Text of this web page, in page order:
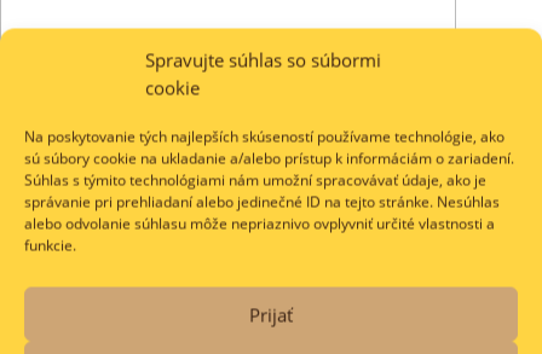
Spravujte súhlas so súbormi
cookie
Na poskytovanie tých najlepších skúseností používame technológie, ako
sú súbory cookie na ukladanie a/alebo prístup k informáciám o zariadení.
Súhlas s týmito technológiami nám umožní spracovávať údaje, ako je
správanie pri prehliadaní alebo jedinečné ID na tejto stránke. Nesúhlas
alebo odvolanie súhlasu môže nepriaznivo ovplyvniť určité vlastnosti a
funkcie.
Prijať
Meno*
E-mail*
Súvisiace produkty
Farmina N&D dog AG adult